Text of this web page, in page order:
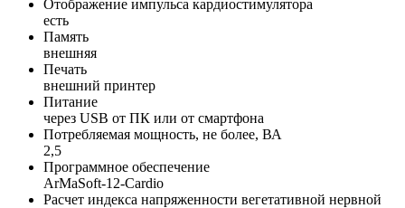
Отображение импульса кардиостимулятора
есть
Память
внешняя
Печать
внешний принтер
Питание
через USB от ПК или от смартфона
Потребляемая мощность, не более, ВА
2,5
Программное обеспечение
ArMaSoft-12-Cardio
Расчет индекса напряженности вегетативной нервной